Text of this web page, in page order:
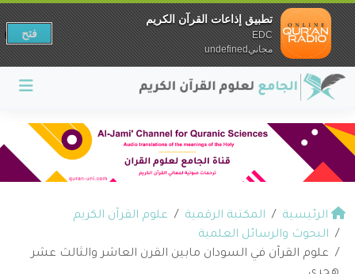
الرئيسية المكتبة الرقمية
علوم القرآن الكريم
البحوث والرسائل العلمية
علوم القرآن في السودان مابين القرن العاشر والثالث عشر
تطبيق إذاعات القرآن الكريم
EDC
مجانيundefined
فتح